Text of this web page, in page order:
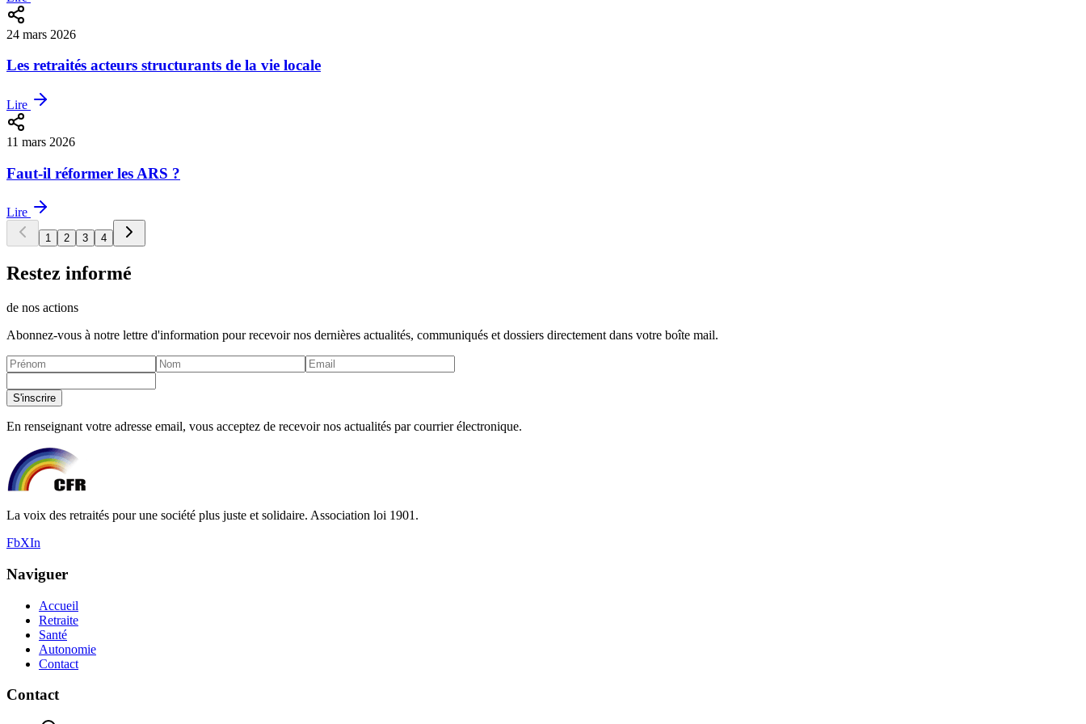
24 mars 2026
Les retraités acteurs structurants de la vie locale
Lire
11 mars 2026
Faut-il réformer les ARS ?
Lire
1 2 3 4
Restez informé
de nos actions
Abonnez-vous à notre lettre d'information pour recevoir nos dernières actualités, communiqués et dossiers directement dans votre boîte mail.
S'inscrire
En renseignant votre adresse email, vous acceptez de recevoir nos actualités par courrier électronique.
La voix des retraités pour une société plus juste et solidaire. Association loi 1901.
FbXIn
Naviguer
Accueil
Retraite
Santé
Autonomie
Contact
Contact